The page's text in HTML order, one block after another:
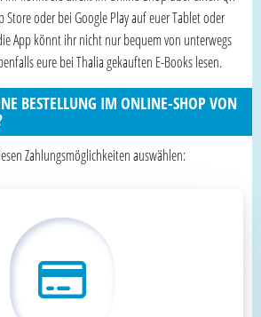
Store oder bei Google Play auf euer Tablet oder
App könnt ihr nicht nur bequem von unterwegs
eure bei Thalia gekauften E-Books lesen.
BESTELLUNG IM ONLINE-SHOP VON
Zahlungsmöglichkeiten auswählen: